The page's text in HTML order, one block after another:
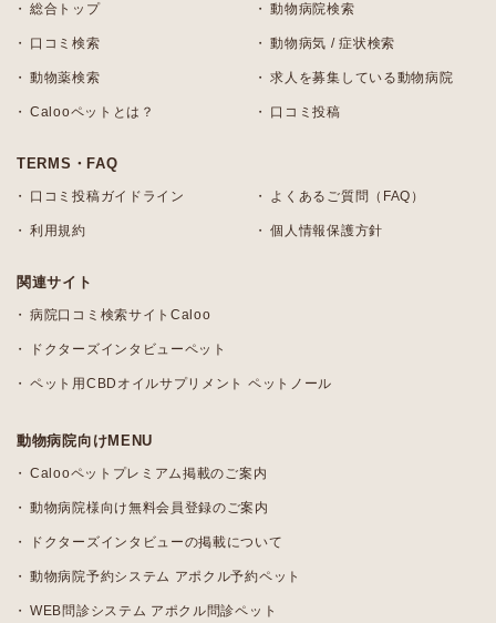
総合トップ 動物病院検索
口コミ検索 動物病気 / 症状検索
動物薬検索 求人を募集している動物病院
Calooペットとは？ 口コミ投稿
TERMS・FAQ
口コミ投稿ガイドライン よくあるご質問（FAQ）
利用規約 個人情報保護方針
関連サイト
病院口コミ検索サイトCaloo
ドクターズインタビューペット
ペット用CBDオイルサプリメント ペットノール
動物病院向けMENU
Calooペットプレミアム掲載のご案内
動物病院様向け無料会員登録のご案内
ドクターズインタビューの掲載について
動物病院予約システム アポクル予約ペット
WEB問診システム アポクル問診ペット